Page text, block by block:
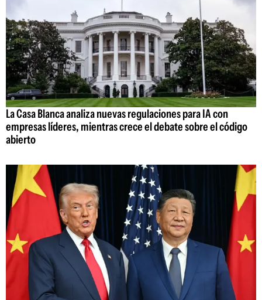
La Casa Blanca analiza nuevas regulaciones para IA con
empresas líderes, mientras crece el debate sobre el código
abierto